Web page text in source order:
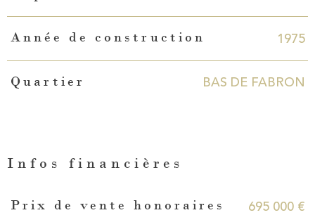
Année de construction 1975
Quartier BAS DE FABRON
Infos financières
Caractéristiques Valeurs
Prix de vente honoraires
695 000 €